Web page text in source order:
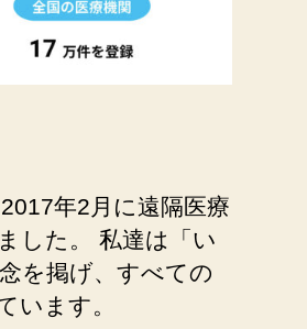
年2⽉に遠隔医療
した。 私達は「い
を掲げ、すべての
います。